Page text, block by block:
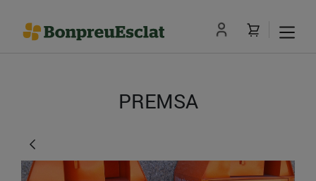
PREMSA